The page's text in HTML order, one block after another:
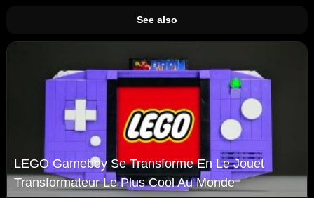
See also
LEGO Gameboy Se Transforme En Le Jouet
Transformateur Le Plus Cool Au Monde